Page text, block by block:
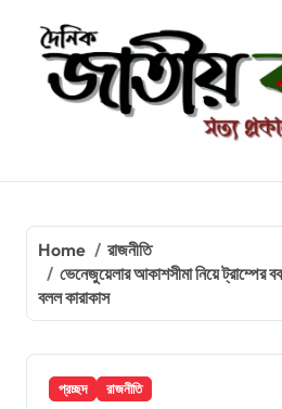
content
Home
রাজনীতি
ভেনেজুয়েলার আকাশসীমা নিয়ে ট্রাম্পের
বলল কারাকাস
প্রচ্ছদ রাজনীতি